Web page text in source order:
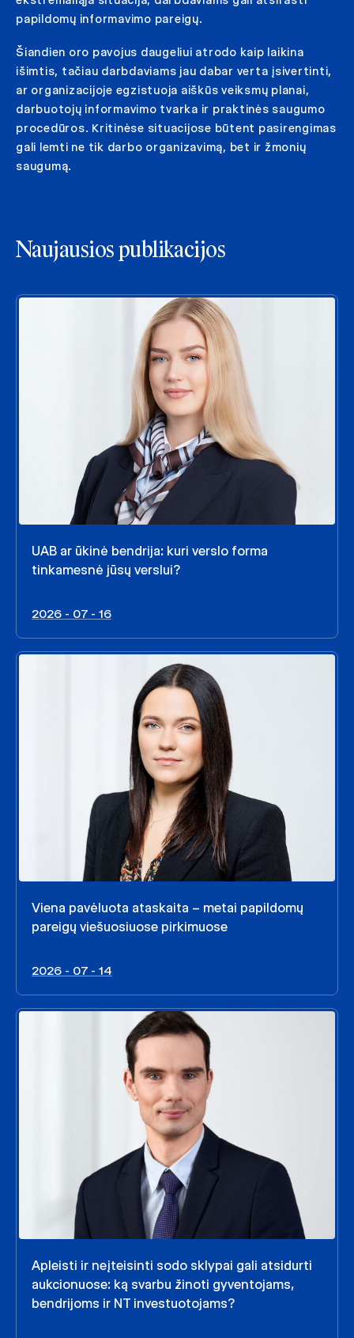
papildomų informavimo pareigų.
Šiandien oro pavojus daugeliui atrodo kaip laikina
išimtis, tačiau darbdaviams jau dabar verta įsivertinti,
ar organizacijoje egzistuoja aiškūs veiksmų planai,
darbuotojų informavimo tvarka ir praktinės saugumo
procedūros. Kritinėse situacijose būtent pasirengimas
gali lemti ne tik darbo organizavimą, bet ir žmonių
saugumą.
Naujausios publikacijos
UAB ar ūkinė bendrija: kuri verslo forma
tinkamesnė jūsų verslui?
2026 - 07 - 16
Viena pavėluota ataskaita – metai papildomų
pareigų viešuosiuose pirkimuose
2026 - 07 - 14
Apleisti ir neįteisinti sodo sklypai gali atsidurti
aukcionuose: ką svarbu žinoti gyventojams,
bendrijoms ir NT investuotojams?